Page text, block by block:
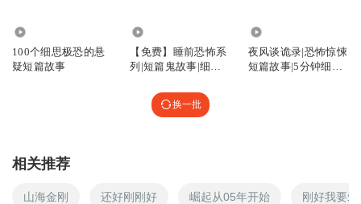
100个细思极恐的悬
疑短篇故事
【免费】睡前恐怖系
列|短篇鬼故事|细思
夜风谈诡录|恐怖惊悚
短篇故事|5分钟细思
换一批
相关推荐
山海金刚 还好刚刚好 崛起从05年开始 刚好我要